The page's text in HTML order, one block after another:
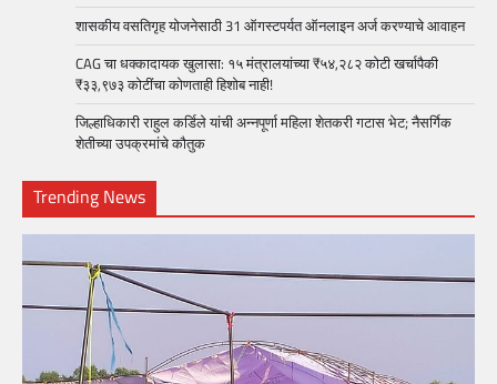
शासकीय वसतिगृह योजनेसाठी 31 ऑगस्टपर्यत ऑनलाइन अर्ज करण्याचे आवाहन
CAG चा धक्कादायक खुलासा: १५ मंत्रालयांच्या ₹५४,२८२ कोटी खर्चापैकी
₹३३,९७३ कोटींचा कोणताही हिशोब नाही!
जिल्हाधिकारी राहुल कर्डिले यांची अन्नपूर्णा महिला शेतकरी गटास भेट; नैसर्गिक
शेतीच्या उपक्रमांचे कौतुक
Trending News